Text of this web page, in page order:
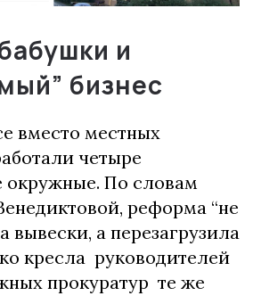
и
бизнес
вместо местных
четыре
окружные. По словам
реформа “не
вывески, а перезагрузила
кресла руководителей
прокуратур те же